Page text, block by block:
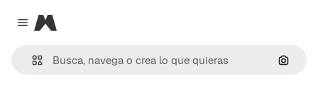
Close menu
Magnific